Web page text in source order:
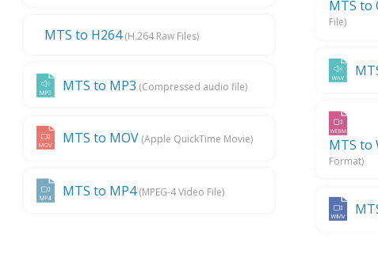
MTS to H264(H.264 Raw Files)
MTS to MP3 (Compressed audio file)
MTS to MOV (Apple QuickTime Movie)
MTS to MP4(MPEG-4 Video File)
MTS to
File)
MTS to
Format)